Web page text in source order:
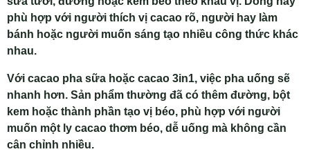
phù hợp với người thích vị cacao rõ, người hay làm
bánh hoặc người muốn sáng tạo nhiều công thức khác
nhau.
Với cacao pha sữa hoặc cacao 3in1, việc pha uống sẽ
nhanh hơn. Sản phẩm thường đã có thêm đường, bột
kem hoặc thành phần tạo vị béo, phù hợp với người
muốn một ly cacao thơm béo, dễ uống mà không cần
cân chỉnh nhiều.